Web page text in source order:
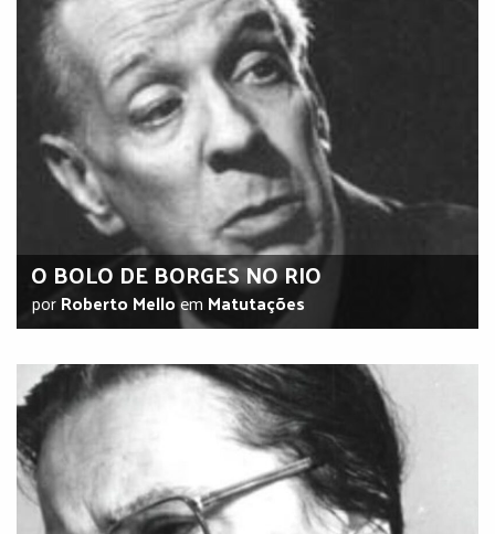
O BOLO DE BORGES NO RIO
porRoberto Melloem Matutações